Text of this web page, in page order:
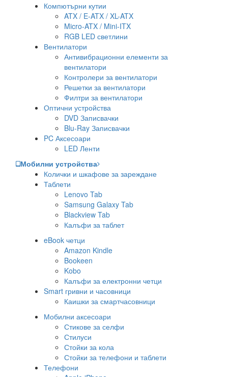
Компютърни кутии
ATX / E-ATX / XL-ATX
Micro-ATX / Mini-ITX
RGB LED светлини
Вентилатори
Антивибрационни елементи за
вентилатори
Контролери за вентилатори
Решетки за вентилатори
Филтри за вентилатори
Оптични устройства
DVD Записвачки
Blu-Ray Записвачки
PC Аксесоари
LED Ленти
Мобилни устройства
Колички и шкафове за зареждане
Таблети
Lenovo Tab
Samsung Galaxy Tab
Blackview Tab
Калъфи за таблет
eBook четци
Amazon Kindle
Bookeen
Kobo
Калъфи за електронни четци
Smart гривни и часовници
Каишки за смартчасовници
Мобилни аксесоари
Стикове за селфи
Стилуси
Стойки за кола
Стойки за телефони и таблети
Телефони